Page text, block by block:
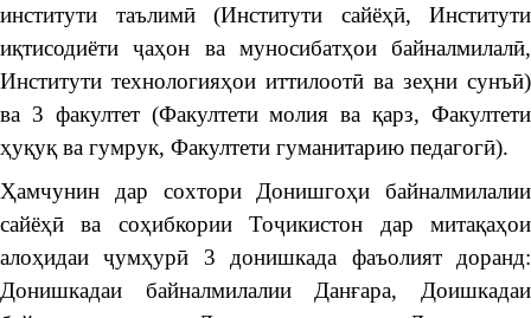
институти таълимӣ (Институти сайёҳӣ, Институти
иқтисодиёти ҷаҳон ва муносибатҳои байналмилалӣ,
Институти технологияҳои иттилоотӣ ва зеҳни сунъӣ)
ва 3 факултет (Факултети молия ва қарз, Факултети
ҳуқуқ ва гумрук, Факултети гуманитарию педагогӣ).
Ҳамчунин дар сохтори Донишгоҳи байналмилалии
сайёҳӣ ва соҳибкории Тоҷикистон дар митақаҳои
алоҳидаи ҷумҳурӣ 3 донишкада фаъолият доранд:
Донишкадаи байналмилалии Данғара, Доишкадаи